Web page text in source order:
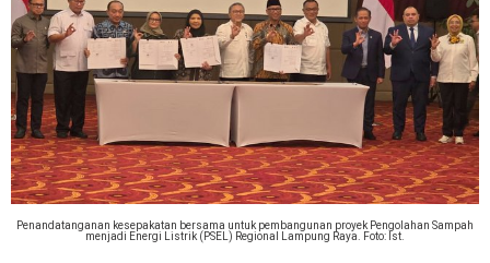
Penandatanganan kesepakatan bersama untuk pembangunan proyek Pengolahan Sampah
menjadi Energi Listrik (PSEL) Regional Lampung Raya. Foto: Ist.